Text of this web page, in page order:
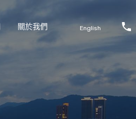
關於我們 English